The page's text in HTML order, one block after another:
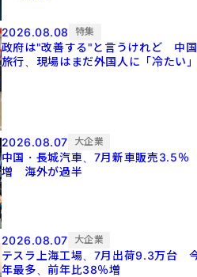
2026.08.08 特集
政府は"改善する"と言うけれど 中国
旅行、現場はまだ外国人に「冷たい
2026.08.07 大企業
中国・長城汽車、7月新車販売3.5％
増 海外が過半
2026.08.07 大企業
テスラ上海工場、7月出荷9.3万台
年最多、前年比38％増